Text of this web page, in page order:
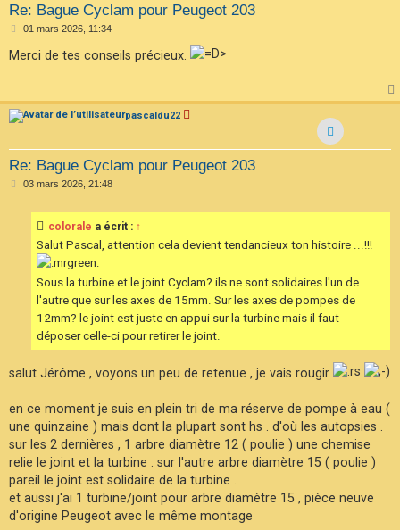
Re: Bague Cyclam pour Peugeot 203
M
s
s
01 mars 2026, 11:34
Merci de tes conseils précieux.
pascaldu22
Re: Bague Cyclam pour Peugeot 203
M
03 mars 2026, 21:48
colorale a écrit : ↑
Salut Pascal, attention cela devient tendancieux ton histoire ...!!!
Sous la turbine et le joint Cyclam? ils ne sont solidaires l'un de
l'autre que sur les axes de 15mm. Sur les axes de pompes de
12mm? le joint est juste en appui sur la turbine mais il faut
déposer celle-ci pour retirer le joint.
salut Jérôme , voyons un peu de retenue , je vais rougir
en ce moment je suis en plein tri de ma réserve de pompe à eau (
une quinzaine ) mais dont la plupart sont hs . d'où les autopsies .
sur les 2 dernières , 1 arbre diamètre 12 ( poulie ) une chemise
relie le joint et la turbine . sur l'autre arbre diamètre 15 ( poulie )
pareil le joint est solidaire de la turbine .
et aussi j'ai 1 turbine/joint pour arbre diamètre 15 , pièce neuve
d'origine Peugeot avec le même montage